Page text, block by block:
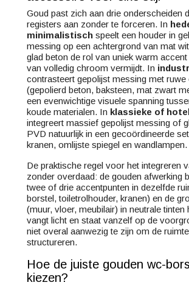
Goud past zich aan drie onderscheiden
registers aan zonder te forceren. In
minimalistisch speelt een houder in
messing op een achtergrond van mat
glad beton de rol van uniek warm accent
van volledig chroom vermijdt. In
contrasteert gepolijst messing met ruwe
(gepolierd beton, baksteen, mat zwart
een evenwichtige visuele spanning
koude materialen. In klassieke of
integreert massief gepolijst messing of
PVD natuurlijk in een gecoördineerde
kranen, omlijste spiegel en wandlampen.
De praktische regel voor het integreren
zonder overdaad: de gouden afwerking
twee of drie accentpunten in dezelfde
borstel, toiletrolhouder, kranen) en de
(muur, vloer, meubilair) in neutrale tinten
vangt licht en staat vanzelf op de
niet overal aanwezig te zijn om de
structureren.
Hoe de juiste gouden wc-
kiezen?